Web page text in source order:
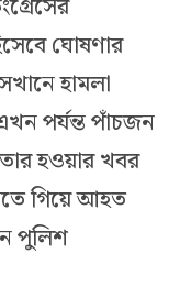
ঘোষণার
হামলা
পর্যন্ত পাঁচজন
হওয়ার খবর
গিয়ে আহত
পুলিশ